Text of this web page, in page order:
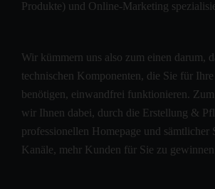
Produkte) und Online-Marketing
Wir kümmern uns also zum einen darum,
technischen Komponenten, die Sie für
benötigen, einwandfrei funktionieren.
wir Ihnen dabei, durch die Erstellung &
professionellen Homepage und sämtlicher
Kanäle, mehr Kunden für Sie zu